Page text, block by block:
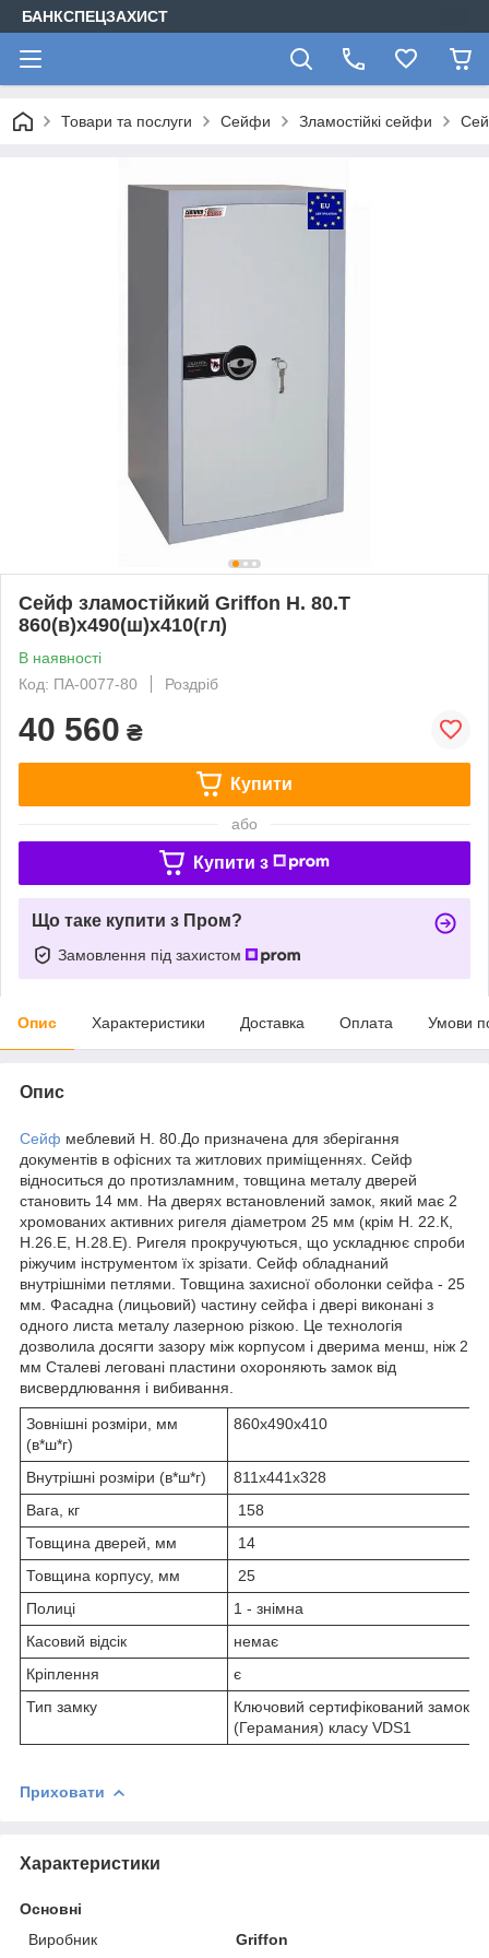
БАНКСПЕЦЗАХИСТ
Товари та послуги Сейфи Зламостійкі сейфи
Сейф зламостійкий Griffon H. 80.T
860(в)х490(ш)х410(гл)
В наявності
Код: ПА-0077-80
Роздріб
40 560 ₴
Купити
або
Купити з
Що таке купити з Пром?
Замовлення під захистом
Опис Характеристики Доставка Оплата Умови
Опис
Сейф меблевий H. 80.До призначена для зберігання
документів в офісних та житлових приміщеннях. Сейф
відноситься до протизламним, товщина металу дверей
становить 14 мм. На дверях встановлений замок, який має 2
хромованих активних ригеля діаметром 25 мм (крім H. 22.К,
Н.26.Е, Н.28.Е). Ригеля прокручуються, що ускладнює спроби
ріжучим інструментом їх зрізати. Сейф обладнаний
внутрішніми петлями. Товщина захисної оболонки сейфа - 25
мм. Фасадна (лицьовий) частину сейфа і двері виконані з
одного листа металу лазерною різкою. Це технологія
дозволила досягти зазору між корпусом і дверима менш, ніж 2
мм Сталеві леговані пластини охороняють замок від
висвердлювання і вибивання.
Зовнішні розміри, мм
(в*ш*г)
860х490х410
Внутрішні розміри (в*ш*г)
811х441х328
Вага, кг
158
Товщина дверей, мм
14
Товщина корпусу, мм
25
Полиці
1 - знімна
Касовий відсік
немає
Кріплення
є
Тип замку
Ключовий сертифікований замок
(Герамания) класу VDS1
Приховати
Характеристики
Основні
Виробник
Griffon